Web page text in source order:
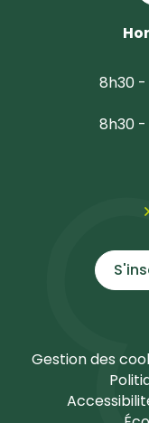
8h30 -
8h30 -
Gestion des